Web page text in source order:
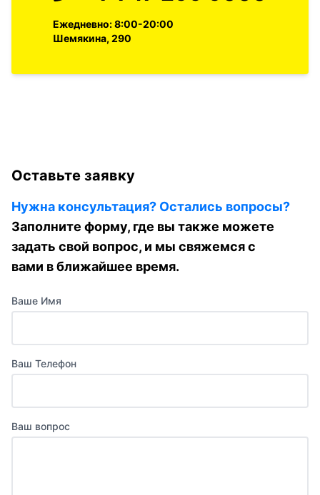
Ежедневно: 8:00-20:00
Шемякина, 290
Оставьте заявку
Нужна консультация? Остались вопросы?
Заполните форму, где вы также можете
задать свой вопрос, и мы свяжемся с
вами в ближайшее время.
Ваше Имя
Ваш Телефон
Ваш вопрос